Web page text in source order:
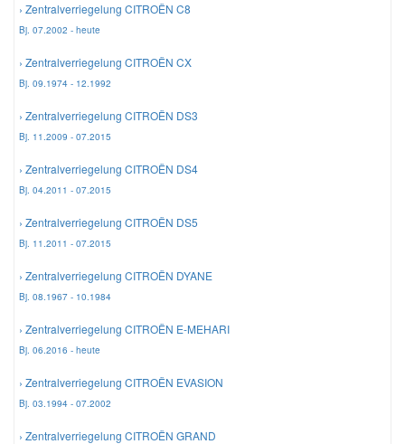
› Zentralverriegelung CITROËN C8
Bj. 07.2002 - heute
› Zentralverriegelung CITROËN CX
Bj. 09.1974 - 12.1992
› Zentralverriegelung CITROËN DS3
Bj. 11.2009 - 07.2015
› Zentralverriegelung CITROËN DS4
Bj. 04.2011 - 07.2015
› Zentralverriegelung CITROËN DS5
Bj. 11.2011 - 07.2015
› Zentralverriegelung CITROËN DYANE
Bj. 08.1967 - 10.1984
› Zentralverriegelung CITROËN E-MEHARI
Bj. 06.2016 - heute
› Zentralverriegelung CITROËN EVASION
Bj. 03.1994 - 07.2002
› Zentralverriegelung CITROËN GRAND
Toyota Ersatzteile
Vauxhall Ersatzteile
Volvo Ersatzteile